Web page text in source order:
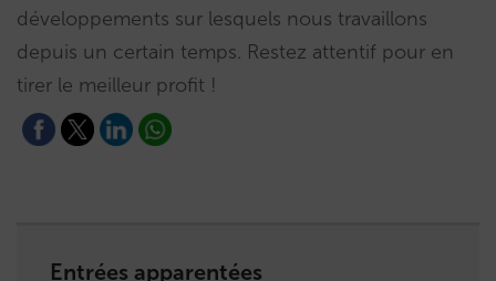
développements sur lesquels nous travaillons
depuis un certain temps. Restez attentif pour en
tirer le meilleur profit !
Entrées apparentées